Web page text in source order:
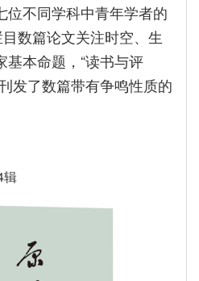
位不同学科中青年学者的
数篇论文关注时空、生
本命题，“读书与评
发了数篇带有争鸣性质的
辑